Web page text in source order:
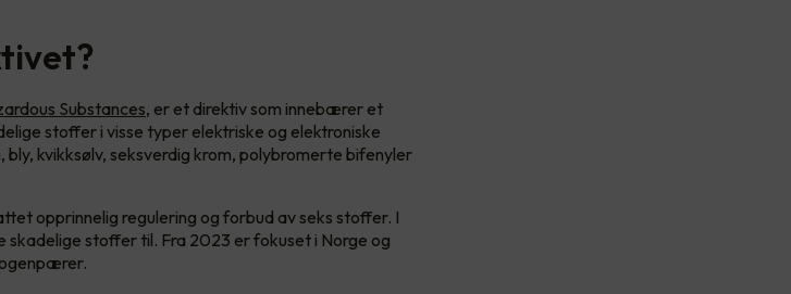
Substances, er et direktiv som innebærer et
stoffer i visse typer elektriske og elektroniske
bly, kvikksølv, seksverdig krom, polybromerte bifenyler
opprinnelig regulering og forbud av seks stoffer. I
skadelige stoffer til. Fra 2023 er fokuset i Norge og